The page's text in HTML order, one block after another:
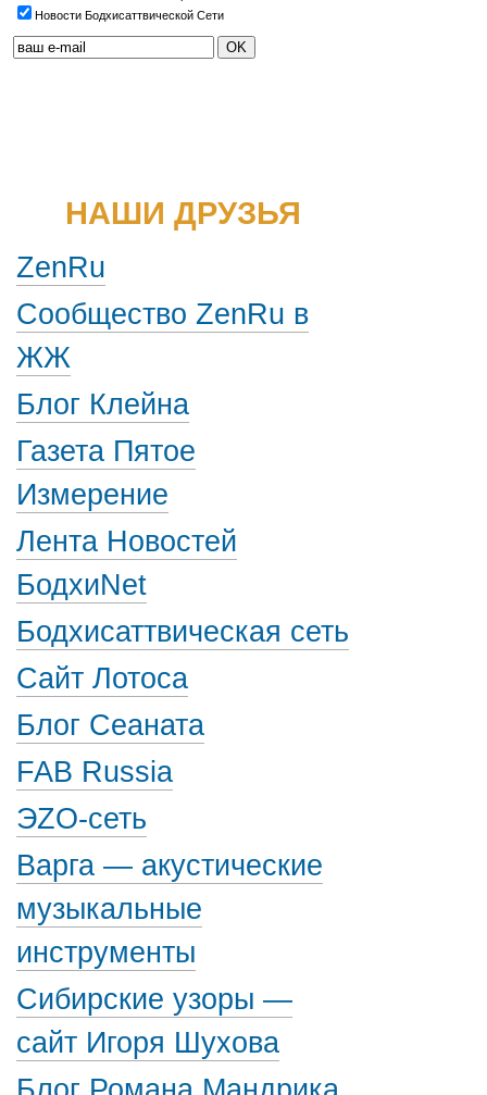
Новости Бодхисаттвической Сети
НАШИ ДРУЗЬЯ
ZenRu
Сообщество ZenRu в
ЖЖ
Блог Клейна
Газета Пятое
Измерение
Лента Новостей
БодхиNet
Бодхисаттвическая сеть
Сайт Лотоса
Блог Сеаната
FAB Russia
ЭZО-сеть
Варга — акустические
музыкальные
инструменты
Сибирские узоры —
сайт Игоря Шухова